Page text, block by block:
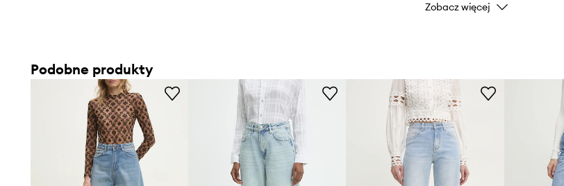
- Szerokość nogawki: 30 cm.
- Długość zewnętrzna nogawki: 120 cm.
- Wymiary podane dla rozmiaru: S.
Kolor
Producent
Zobacz więcej
Podobne produkty